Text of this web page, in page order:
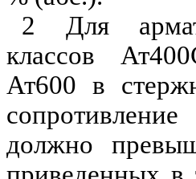
2 Для
классов Ат4
Ат600 в
сопротивление
должно